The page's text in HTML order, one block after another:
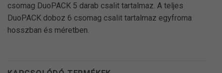
csomag DuoPACK 5 darab csalit tartalmaz. A teljes
DuoPACK doboz 6 csomag csalit tartalmaz egyfroma
hosszban és méretben.